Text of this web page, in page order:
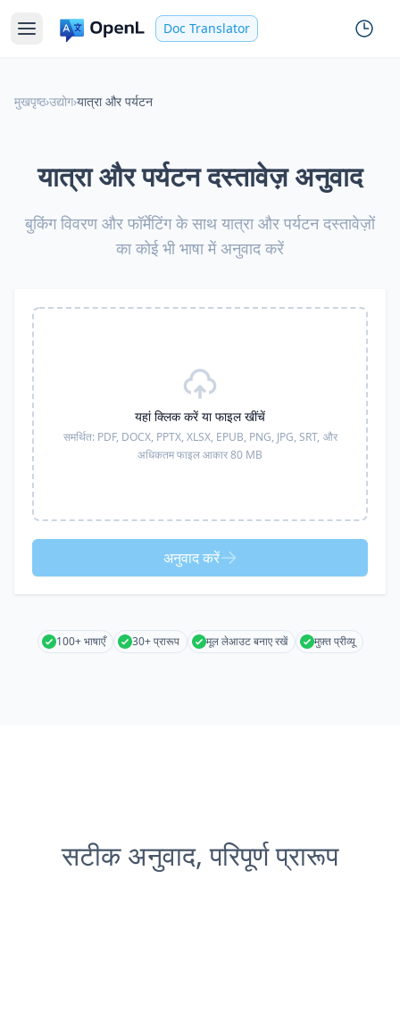
Doc Translator
मुखपृष्ठ›उद्योग›यात्रा और पर्यटन
यात्रा और पर्यटन दस्तावेज़ अनुवाद
बुकिंग विवरण और फॉर्मेटिंग के साथ यात्रा और पर्यटन दस्तावेज़ों
का कोई भी भाषा में अनुवाद करें
यहां क्लिक करें या फाइल खींचें
समर्थित: PDF, DOCX, PPTX, XLSX, EPUB, PNG, JPG, SRT, और
अधिकतम फाइल आकार 80 MB
अनुवाद करें
100+ भाषाएँ 30+ प्रारूप मूल लेआउट बनाए रखें मुफ़्त प्रीव्यू
सटीक अनुवाद, परिपूर्ण प्रारूप